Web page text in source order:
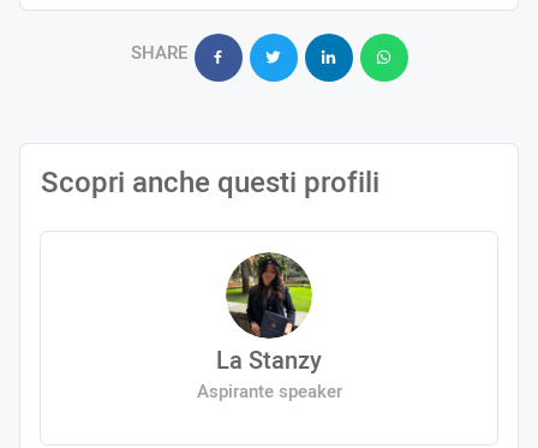
SHARE
Scopri anche questi profili
La Stanzy
Aspirante speaker